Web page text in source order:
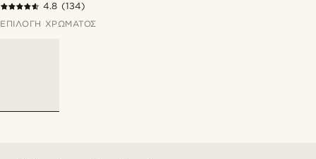
4.8 (134)
ΕΠΙΛΟΓΉ ΧΡΏΜΑΤΟΣ